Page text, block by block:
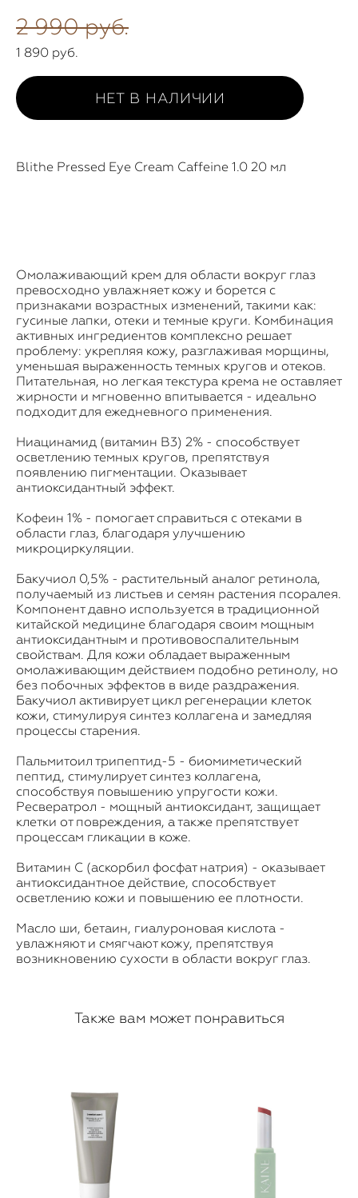
2 990 pуб.
1 890 pуб.
НЕТ В НАЛИЧИИ
Blithe Pressed Eye Cream Caffeine 1.0 20 мл
Омолаживающий крем для области вокруг глаз
превосходно увлажняет кожу и борется с
признаками возрастных изменений, такими как:
гусиные лапки, отеки и темные круги. Комбинация
активных ингредиентов комплексно решает
проблему: укрепляя кожу, разглаживая морщины,
уменьшая выраженность темных кругов и отеков.
Питательная, но легкая текстура крема не оставляет
жирности и мгновенно впитывается - идеально
подходит для ежедневного применения.
Ниацинамид (витамин В3) 2% - способствует
осветлению темных кругов, препятствуя
появлению пигментации. Оказывает
антиоксидантный эффект.
Кофеин 1% - помогает справиться с отеками в
области глаз, благодаря улучшению
микроциркуляции.
Бакучиол 0,5% - растительный аналог ретинола,
получаемый из листьев и семян растения псоралея.
Компонент давно используется в традиционной
китайской медицине благодаря своим мощным
антиоксидантным и противовоспалительным
свойствам. Для кожи обладает выраженным
омолаживающим действием подобно ретинолу, но
без побочных эффектов в виде раздражения.
Бакучиол активирует цикл регенерации клеток
кожи, стимулируя синтез коллагена и замедляя
процессы старения.
Пальмитоил трипептид-5 - биомиметический
пептид, стимулирует синтез коллагена,
способствуя повышению упругости кожи.
Ресвератрол - мощный антиоксидант, защищает
клетки от повреждения, а также препятствует
процессам гликации в коже.
Витамин С (аскорбил фосфат натрия) - оказывает
антиоксидантное действие, способствует
осветлению кожи и повышению ее плотности.
Масло ши, бетаин, гиалуроновая кислота -
увлажняют и смягчают кожу, препятствуя
возникновению сухости в области вокруг глаз.
Также вам может понравиться